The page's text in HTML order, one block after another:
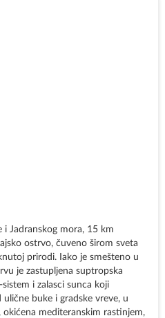
i Jadranskog mora, 15 km
ostrvo, čuveno širom sveta
prirodi. Iako je smešteno u
je zastupljena suptropska
i zalasci sunca koji
buke i gradske vreve, u
mediteranskim rastinjem,